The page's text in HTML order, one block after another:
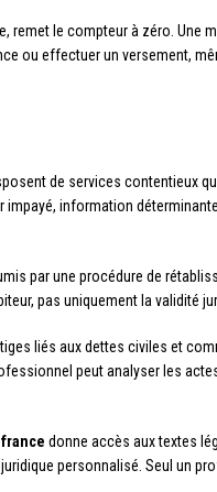
remet le compteur à zéro. Une
ou effectuer un versement,
de services contentieux
information
par une procédure de
pas uniquement la validité
liés aux dettes civiles et
peut analyser les
donne accès aux textes
personnalisé. Seul un